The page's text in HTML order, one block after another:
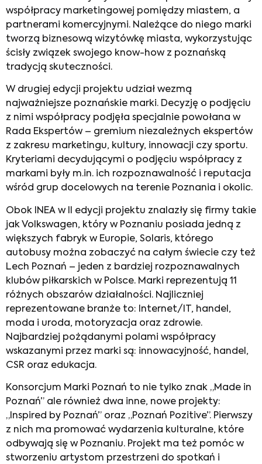
współpracy marketingowej pomiędzy miastem, a
partnerami komercyjnymi. Należące do niego marki
tworzą biznesową wizytówkę miasta, wykorzystując
ścisły związek swojego know-how z poznańską
tradycją skuteczności.
W drugiej edycji projektu udział wezmą
najważniejsze poznańskie marki. Decyzję o podjęciu
z nimi współpracy podjęła specjalnie powołana w
Rada Ekspertów – gremium niezależnych ekspertów
z zakresu marketingu, kultury, innowacji czy sportu.
Kryteriami decydującymi o podjęciu współpracy z
markami były m.in. ich rozpoznawalność i reputacja
wśród grup docelowych na terenie Poznania i okolic.
Obok INEA w II edycji projektu znalazły się firmy takie
jak Volkswagen, który w Poznaniu posiada jedną z
większych fabryk w Europie, Solaris, którego
autobusy można zobaczyć na całym świecie czy też
Lech Poznań – jeden z bardziej rozpoznawalnych
klubów piłkarskich w Polsce. Marki reprezentują 11
różnych obszarów działalności. Najliczniej
reprezentowane branże to: Internet/IT, handel,
moda i uroda, motoryzacja oraz zdrowie.
Najbardziej pożądanymi polami współpracy
wskazanymi przez marki są: innowacyjność, handel,
CSR oraz edukacja.
Konsorcjum Marki Poznań to nie tylko znak „Made in
Poznań” ale również dwa inne, nowe projekty:
„Inspired by Poznań” oraz „Poznań Pozitive”. Pierwszy
z nich ma promować wydarzenia kulturalne, które
odbywają się w Poznaniu. Projekt ma też pomóc w
stworzeniu artystom przestrzeni do spotkań i